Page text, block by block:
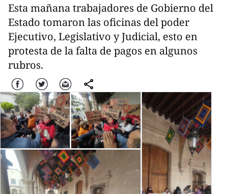
Esta mañana trabajadores de Gobierno del
Estado tomaron las oficinas del poder
Ejecutivo, Legislativo y Judicial, esto en
protesta de la falta de pagos en algunos
rubros.
Facebook Twitter Correo comparte